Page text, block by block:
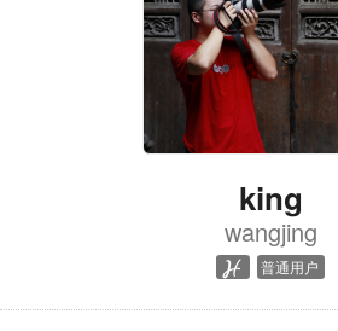
king
wangjing
普通用户